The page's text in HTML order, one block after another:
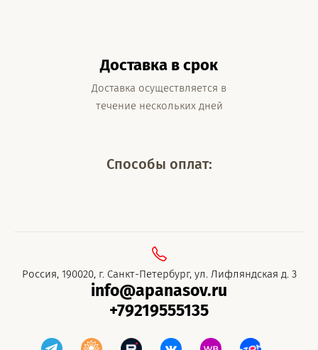
Доставка в срок
Доставка осуществляется в
течение нескольких дней
Способы оплат:
Россия, 190020, г. Санкт-Петербург, ул. Лифляндская д. 3
info@apanasov.ru
+79219555135